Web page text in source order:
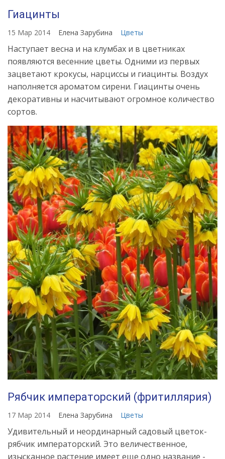
Гиацинты
15 Мар 2014 Елена Зарубина Цветы
Наступает весна и на клумбах и в цветниках
появляются весенние цветы. Одними из первых
зацветают крокусы, нарциссы и гиацинты. Воздух
наполняется ароматом сирени. Гиацинты очень
декоративны и насчитывают огромное количество
сортов.
Рябчик императорский (фритиллярия)
17 Мар 2014 Елена Зарубина Цветы
Удивительный и неординарный садовый цветок-
рябчик императорский. Это величественное,
изысканное растение имеет еще одно название -